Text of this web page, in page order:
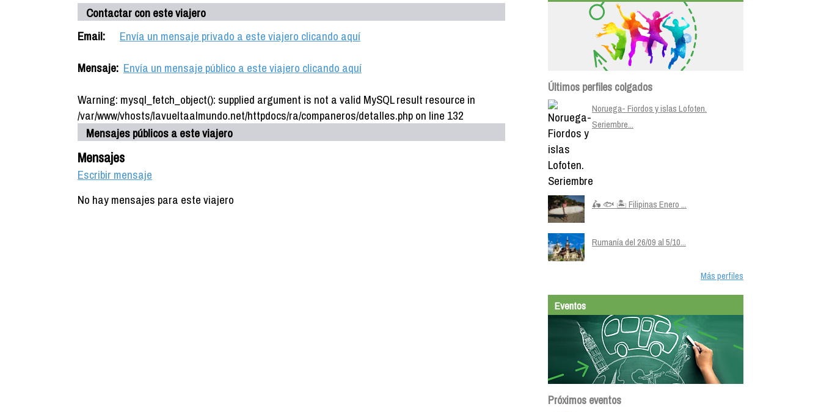
Contactar con este viajero
Email:
Envía un mensaje privado a este viajero clicando aquí
Mensaje: Envía un mensaje público a este viajero clicando aquí
Warning: mysql_fetch_object(): supplied argument is not a valid MySQL result resource in
/var/www/vhosts/lavueltaalmundo.net/httpdocs/ra/companeros/detalles.php on line 132
Mensajes públicos a este viajero
Mensajes
Escribir mensaje
No hay mensajes para este viajero
Últimos perfiles colgados
Noruega- Fiordos y islas Lofoten.
Seriembre...
🛵 🐟 🏝️ Filipinas Enero ...
Rumanía del 26/09 al 5/10...
Más perfiles
Eventos
Próximos eventos